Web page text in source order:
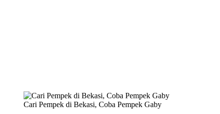
Cari Pempek di Bekasi, Coba Pempek Gaby